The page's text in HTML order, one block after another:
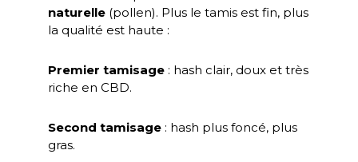
naturelle (pollen). Plus le tamis est fin, plus
la qualité est haute :
Premier tamisage : hash clair, doux et très
riche en CBD.
Second tamisage : hash plus foncé, plus
gras.